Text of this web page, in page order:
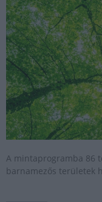
A mintaprogramba 86
barnamezős területek